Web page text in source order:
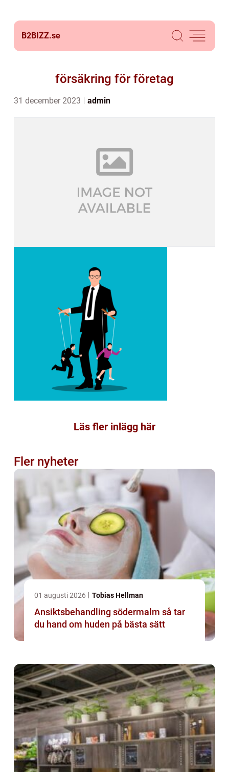
B2BIZZ.se
försäkring för företag
31 december 2023 admin
Läs fler inlägg här
Fler nyheter
01 augusti 2026 Tobias Hellman
Ansiktsbehandling södermalm så tar
du hand om huden på bästa sätt